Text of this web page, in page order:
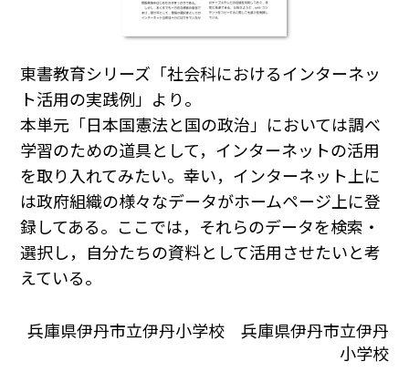
東書教育シリーズ「社会科におけるインターネッ
ト活用の実践例」より。
本単元「日本国憲法と国の政治」においては調べ
学習のための道具として，インターネットの活用
を取り入れてみたい。幸い，インターネット上に
は政府組織の様々なデータがホームページ上に登
録してある。ここでは，それらのデータを検索・
選択し，自分たちの資料として活用させたいと考
えている。
兵庫県伊丹市立伊丹小学校 兵庫県伊丹市立伊丹
小学校